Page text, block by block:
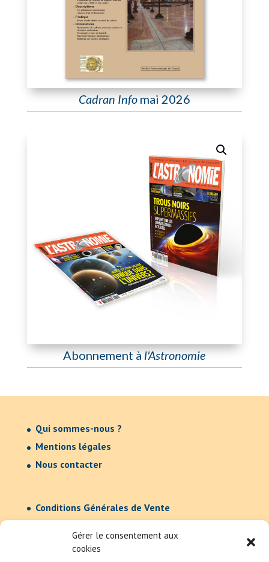
Gérer le consentement aux
cookies
Cadran Infomai 2026
Abonnement àl'Astronomie
Qui sommes-nous ?
Mentions légales
Nous contacter
Conditions Générales de Vente